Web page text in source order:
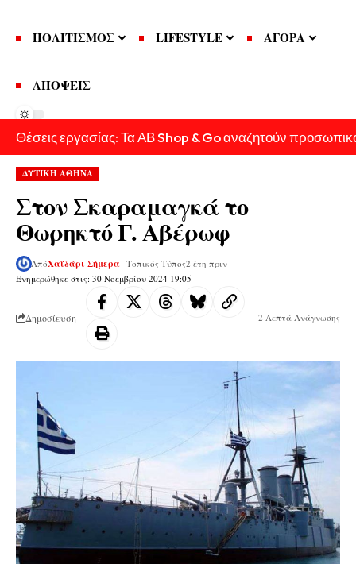
ΠΟΛΙΤΙΣΜΟΣ LIFESTYLE ΑΓΟΡΑ
ΑΠΟΨΕΙΣ
Θέσεις εργασίας: Τα ΑΒ Shop & Go αναζητούν
ΔΥΤΙΚΗ ΑΘΗΝΑ
Στον Σκαραμαγκά το
Θωρηκτό Γ. Αβέρωφ
Ενημερώθηκε στις: 30 Νοεμβρίου 2024 19:05
ΑπόΧαϊδάρι Σήμερα- Τοπικός Τύπος2 έτη πριν
Δημοσίευση 2 Λεπτά Ανάγνωσης